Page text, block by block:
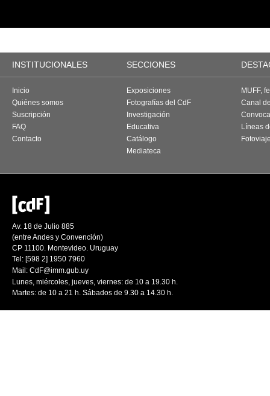
INSTITUCIONALES SECCIONES
Inicio
Quiénes somos
Suscripción
FAQ
Contacto
Exposiciones
Fotografías del CdF
Investigación
Educativa
Catálogo
Mediateca
MUFF,
Canal
Líneas
Av. 18 de Julio 885
(entre Andes y Convención)
CP 11100. Montevideo. Uruguay
Tel: [598 2] 1950 7960
Mail: CdF@imm.gub.uy
Lunes, miércoles, jueves, viernes: de 10 a 19.30 h.
Martes: de 10 a 21 h. Sábados de 9.30 a 14.30 h.